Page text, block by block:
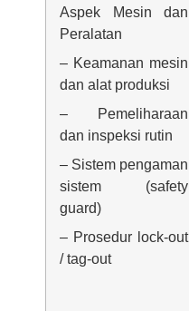
Aspek Mesin dan
Peralatan
– Keamanan mesin
dan alat produksi
– Pemeliharaan
dan inspeksi rutin
– Sistem pengaman
sistem (safety
guard)
– Prosedur lock-out
/ tag-out